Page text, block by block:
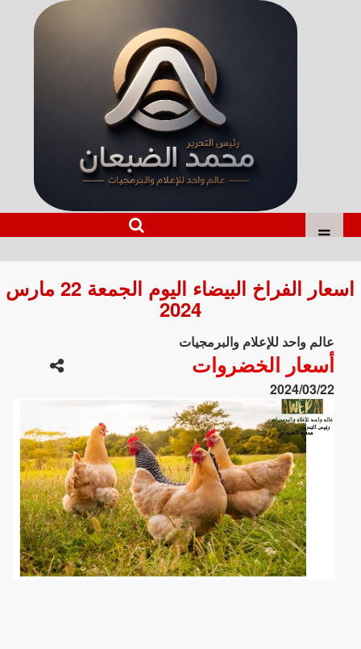
اسعار الفراخ البيضاء اليوم الجمعة 22 مارس
2024
عالم واحد للإعلام والبرمجيات
أسعار الخضروات
2024/03/22